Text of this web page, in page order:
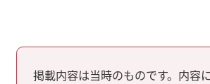
掲載内容は当時のものです。内容